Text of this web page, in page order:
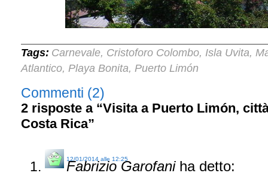
Tags: Carnevale, Cristoforo Colombo, Isla Uvita,
Atlantico, Playa Bonita, Puerto Limón
Commenti (2)
2 risposte a “Visita a Puerto Limón,
Costa Rica”
Fabrizio Garofani ha detto:
12/01/2014 alle 12:25